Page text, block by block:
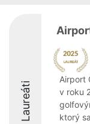
Laureáti
Airport
v roku
ktorý